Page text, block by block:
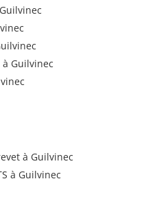
Guilvinec
à Guilvinec
à Guilvinec